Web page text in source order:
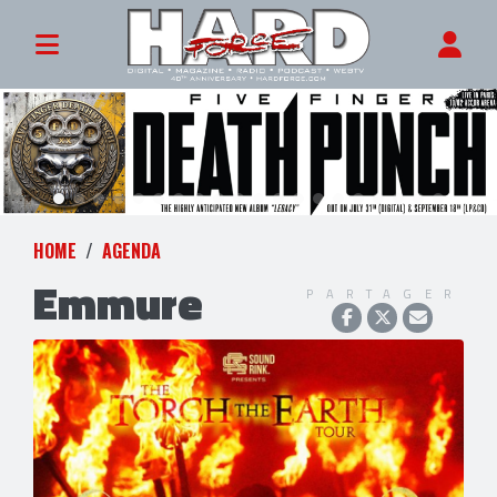
HOME AGENDA
Emmure PARTAGER